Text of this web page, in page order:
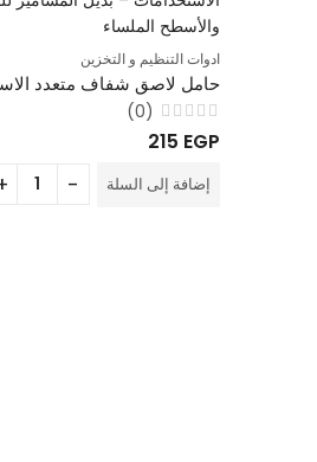
ادوات التنظيم و التخزين
تم
التقييم
من
5
(0)
215 EGP
إضافة إلى السلة